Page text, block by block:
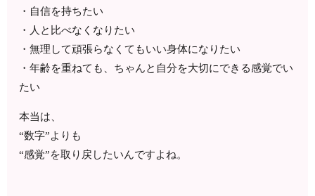
・自信を持ちたい
・人と比べなくなりたい
・無理して頑張らなくてもいい身体になりたい
・年齢を重ねても、ちゃんと自分を大切にできる感覚でい
たい
本当は、
“数字”よりも
“感覚”を取り戻したいんですよね。